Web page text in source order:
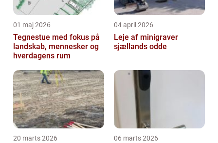
01 maj 2026
Tegnestue med fokus på
landskab, mennesker og
hverdagens rum
04 april 2026
Leje af minigraver
sjællands odde
20 marts 2026 06 marts 2026